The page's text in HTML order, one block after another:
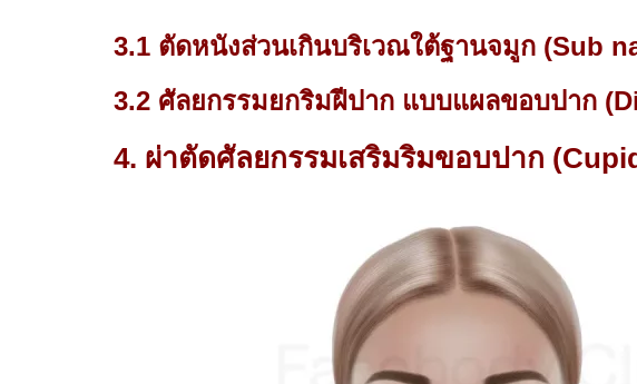
3.1 ตัดหนังส่วนเกินบริเวณใต้ฐานจมูก (Sub
3.2 ศัลยกรรมยกริมฝีปาก แบบแผลขอบปาก
4. ผ่าตัดศัลยกรรมเสริมริมขอบปาก